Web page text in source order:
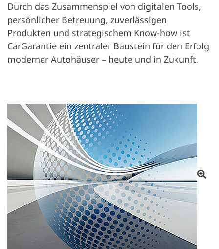
Durch das Zusammenspiel von digitalen Tools,
persönlicher Betreuung, zuverlässigen
Produkten und strategischem Know-how ist
CarGarantie ein zentraler Baustein für den Erfolg
moderner Autohäuser – heute und in Zukunft.